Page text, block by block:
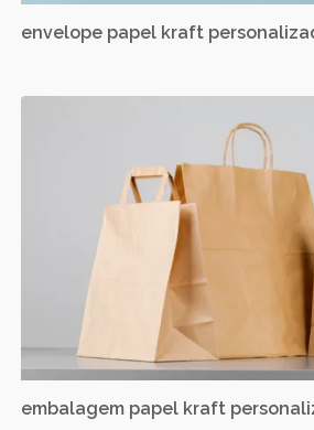
envelope papel kraft
embalagem papel kraft